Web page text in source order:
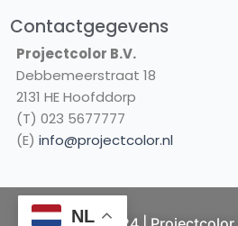
e
i
n
b
o
o
k
u
b
e
Contactgegevens
Projectcolor B.V.
Debbemeerstraat 18
2131 HE Hoofddorp
(T) 023 5677777
(E) info@projectcolor.nl
NL